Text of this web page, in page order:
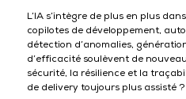
L’IA s’intègre de plus en plus
copilotes de développement,
détection d’anomalies,
d’efficacité soulèvent de
sécurité, la résilience et la
de delivery toujours plus assisté ?